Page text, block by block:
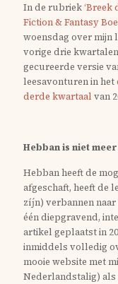
In de rubriek‘Breek
Fiction & Fantasy
woensdag over mijn
vorige drie
gecureerde versie
leesavonturen in het
derde kwartaal van
Hebban is niet meer
Hebban heeft de
afgeschaft, heeft de
zíjn) verbannen
één diepgravend,
artikel geplaatst in
inmiddels volledig
mooie website met
Nederlandstalig) als